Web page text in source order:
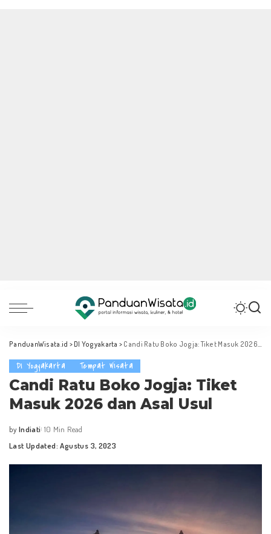
PanduanWisata.id > DI Yogyakarta > Candi Ratu Boko Jogja: Tiket Masuk 2026 dan Asal Usul
DI Yogyakarta Tempat Wisata
Candi Ratu Boko Jogja: Tiket
Masuk 2026 dan Asal Usul
Posted
by
by Indiati 10 Min Read
Last Updated: Agustus 3, 2023